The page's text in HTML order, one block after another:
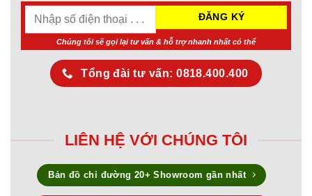
Chúng tôi sẽ gọi lại tư vấn & hỗ trợ nhanh nhất có thể
Tổng đài tư vấn: 0818.400.400
LIÊN HỆ VỚI CHÚNG TÔI
Bản đồ chỉ đường 20+ Showroom gần nhất